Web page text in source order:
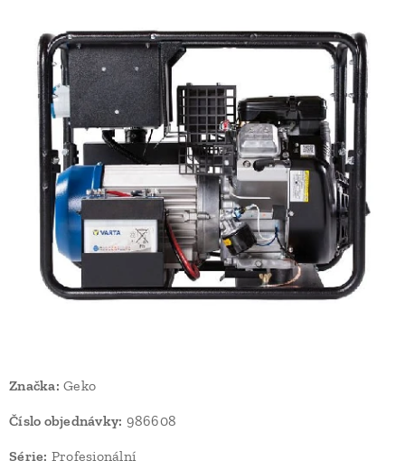
Značka: Geko
Číslo objednávky: 986608
Série: Profesionální